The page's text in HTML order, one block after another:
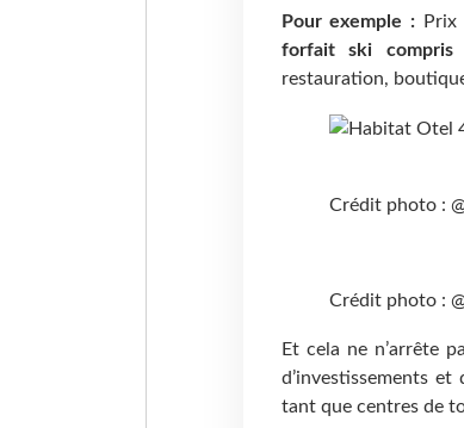
Pour exemple :
forfait ski compris
restauration,
Crédit photo :
Crédit photo :
Et cela ne n’arrête
d’investissements
tant que centres de